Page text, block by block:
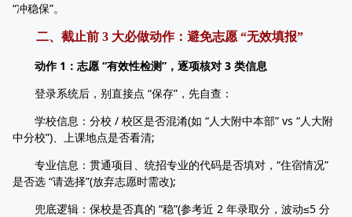
“冲稳保”。
二、截止前 3 大必做动作：避免志愿 “无效填报”
动作 1：志愿 “有效性检测”，逐项核对 3 类信息
登录系统后，别直接点 “保存”，先自查：
学校信息：分校 / 校区是否混淆(如 “人大附中本部” vs “人大附
中分校”)、上课地点是否看清;
专业信息：贯通项目、统招专业的代码是否填对，“住宿情况”
是否选 “请选择”(放弃志愿时需改);
兜底逻辑：保校是否真的 “稳”(参考近 2 年录取分，波动≤5 分